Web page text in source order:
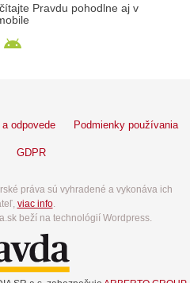
Pravdu pohodlne aj v
odpovede Podmienky používania
GDPR
práva sú vyhradené a vykonáva ich
viac info.
beží na technológií Wordpress.